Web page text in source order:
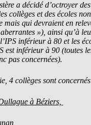
a décidé d’octroyer
collèges et des écoles
qui devraient en
»), ainsi qu’à
inférieur à 80 et les
est inférieur à 90 (toutes
pas concernées).
4 collèges sont
à Béziers,